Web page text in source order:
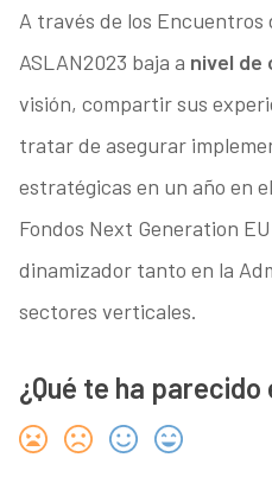
A través de los Encuentros
ASLAN2023 baja a nivel de
visión, compartir sus
tratar de asegurar
estratégicas en un año en
Fondos Next Generation
dinamizador tanto en la
sectores verticales.
¿Qué te ha